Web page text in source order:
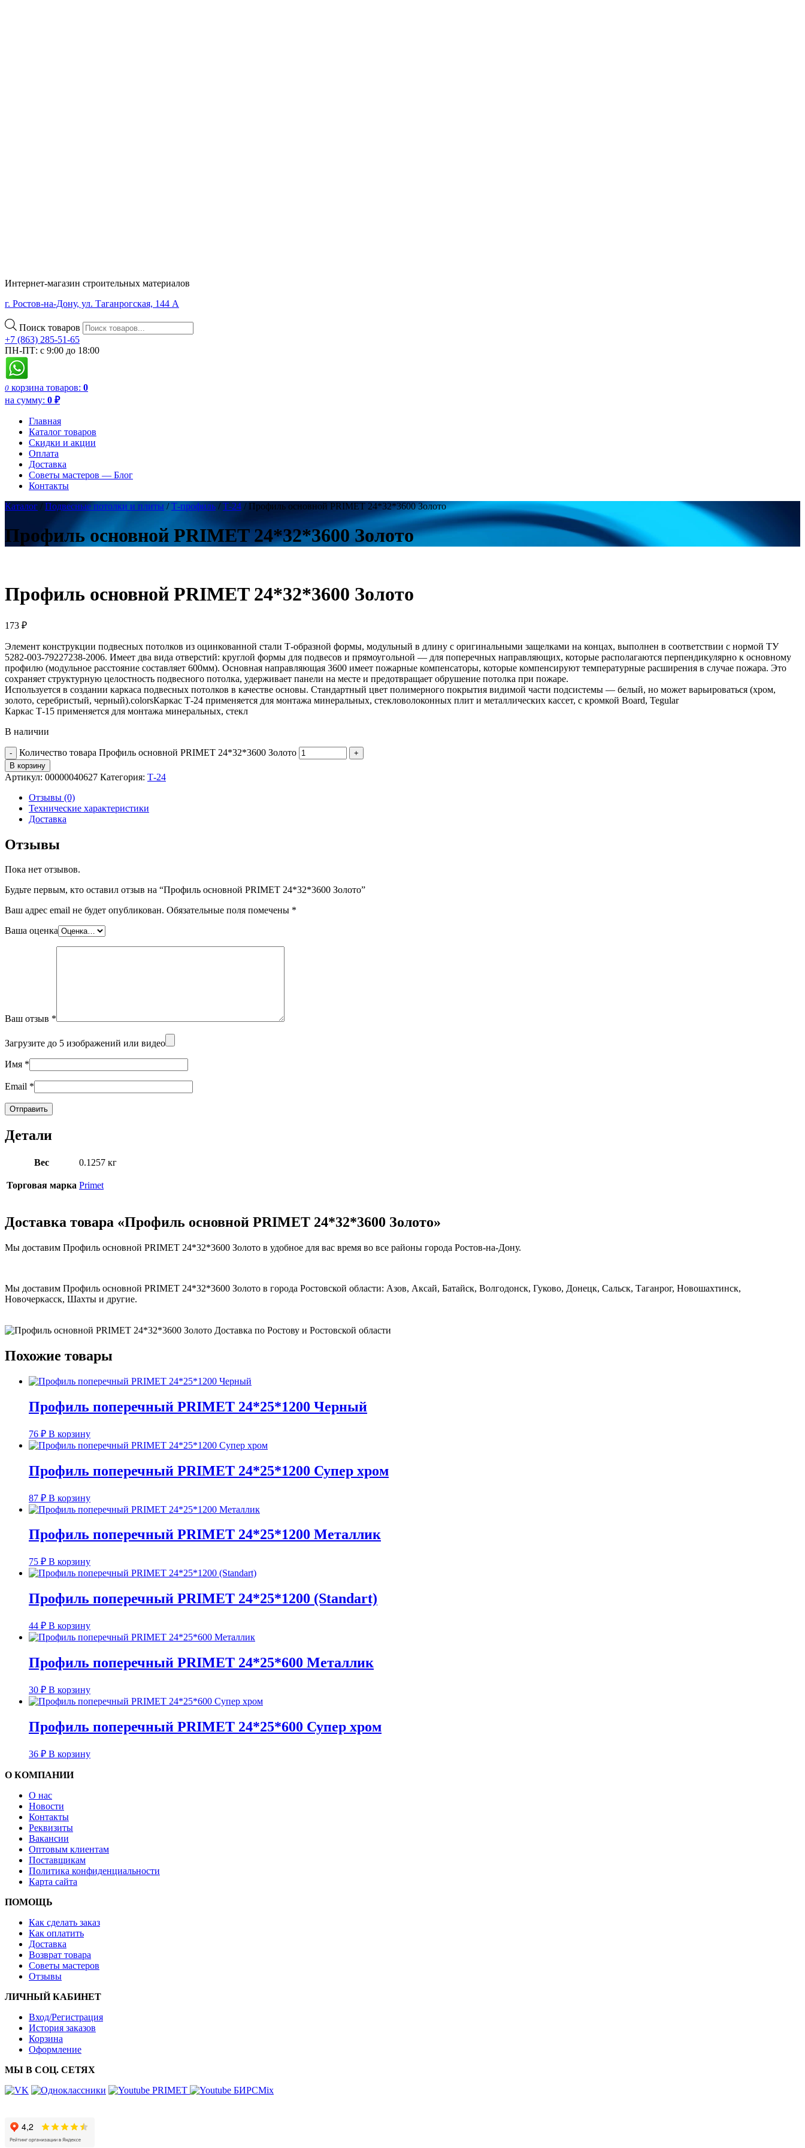
Интернет-магазин строительных материалов
г. Ростов-на-Дону, ул. Таганрогская, 144 А
Поиск товаров
+7 (863) 285-51-65
ПН-ПТ: с 9:00 до 18:00
0 корзина товаров: 0
на сумму: 0 ₽
Главная
Каталог товаров
Скидки и акции
Оплата
Доставка
Советы мастеров — Блог
Контакты
Каталог / Подвесные потолки и плиты /Т-профиль /Т-24 / Профиль основной PRIMET 24*32*3600 Золото
Профиль основной PRIMET 24*32*3600 Золото
Профиль основной PRIMET 24*32*3600 Золото
173 ₽
Элемент конструкции подвесных потолков из оцинкованной стали Т-образной формы, модульный в длину с оригинальными защелками на концах, выполнен в соответствии с нормой ТУ
5282-003-79227238-2006. Имеет два вида отверстий: круглой формы для подвесов и прямоугольной — для поперечных направляющих, которые располагаются перпендикулярно к основному
профилю (модульное расстояние составляет 600мм). Основная направляющая 3600 имеет пожарные компенсаторы, которые компенсируют температурные расширения в случае пожара. Это
сохраняет структурную целостность подвесного потолка, удерживает панели на месте и предотвращает обрушение потолка при пожаре.
Используется в создании каркаса подвесных потолков в качестве основы. Стандартный цвет полимерного покрытия видимой части подсистемы — белый, но может варьироваться (хром,
золото, серебристый, черный).colorsКаркас Т-24 применяется для монтажа минеральных, стекловолоконных плит и металлических кассет, с кромкой Board, Tegular
Каркас Т-15 применяется для монтажа минеральных, стекл
В наличии
Количество товара Профиль основной PRIMET 24*32*3600 Золото
В корзину
Артикул: 00000040627 Категория: Т-24
Отзывы (0)
Технические характеристики
Доставка
Отзывы
Пока нет отзывов.
Будьте первым, кто оставил отзыв на “Профиль основной PRIMET 24*32*3600 Золото”
Ваш адрес email не будет опубликован. Обязательные поля помечены *
Ваша оценка
Ваш отзыв *
Загрузите до 5 изображений или видео
Имя *
Email *
Детали
Вес 0.1257 кг
Торговая марка Primet
Доставка товара «Профиль основной PRIMET 24*32*3600 Золото»
Мы доставим Профиль основной PRIMET 24*32*3600 Золото в удобное для вас время во все районы города Ростов-на-Дону.
Мы доставим Профиль основной PRIMET 24*32*3600 Золото в города Ростовской области: Азов, Аксай, Батайск, Волгодонск, Гуково, Донецк, Сальск, Таганрог, Новошахтинск,
Новочеркасск, Шахты и другие.
Похожие товары
Профиль поперечный PRIMET 24*25*1200 Черный
76 ₽ В корзину
Профиль поперечный PRIMET 24*25*1200 Супер хром
87 ₽ В корзину
Профиль поперечный PRIMET 24*25*1200 Металлик
75 ₽ В корзину
Профиль поперечный PRIMET 24*25*1200 (Standart)
44 ₽ В корзину
Профиль поперечный PRIMET 24*25*600 Металлик
30 ₽ В корзину
Профиль поперечный PRIMET 24*25*600 Супер хром
36 ₽ В корзину
О КОМПАНИИ
О нас
Новости
Контакты
Реквизиты
Вакансии
Оптовым клиентам
Поставщикам
Политика конфиденциальности
Карта сайта
ПОМОЩЬ
Как сделать заказ
Как оплатить
Доставка
Возврат товара
Советы мастеров
Отзывы
ЛИЧНЫЙ КАБИНЕТ
Вход/Регистрация
История заказов
Корзина
Оформление
МЫ В СОЦ. СЕТЯХ